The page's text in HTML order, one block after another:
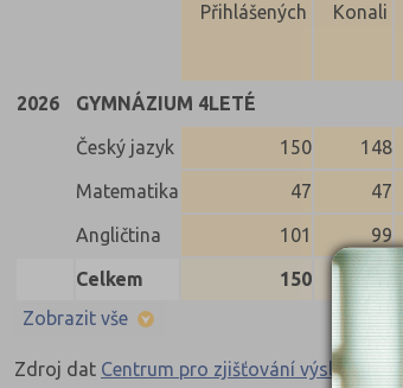
Přihlášených
Konali
2026 GYMNÁZIUM 4LETÉ
Český jazyk 150 148
Matematika 47 47
Angličtina 101 99
Celkem 150 148
Zobrazit vše
Zdroj dat Centrum pro zjišťování výsledků